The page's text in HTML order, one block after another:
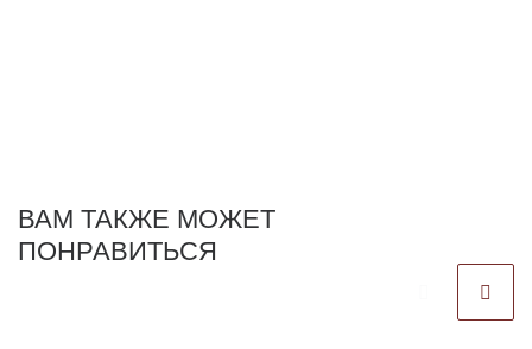
ВАМ ТАКЖЕ МОЖЕТ
ПОНРАВИТЬСЯ